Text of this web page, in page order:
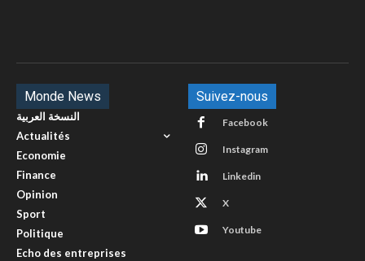
Monde News
النسخة العربية
Actualités
Economie
Finance
Opinion
Sport
Politique
Echo des entreprises
Suivez-nous
Facebook
Instagram
Linkedin
X
Youtube